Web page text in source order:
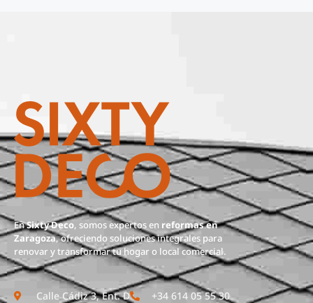
EnSixty Deco, somos expertos en reformas en
Zaragoza, ofreciendo soluciones integrales para
renovar y transformar tu hogar o local comercial.
Calle Cádiz 3, Ent. D +34 614 05 55 30